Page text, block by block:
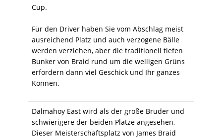
Cup.
Für den Driver haben Sie vom Abschlag meist
ausreichend Platz und auch verzogene Bälle
werden verziehen, aber die traditionell tiefen
Bunker von Braid rund um die welligen Grüns
erfordern dann viel Geschick und Ihr ganzes
Können.
Dalmahoy East wird als der große Bruder und
schwierigere der beiden Plätze angesehen,
Dieser Meisterschaftsplatz von James Braid